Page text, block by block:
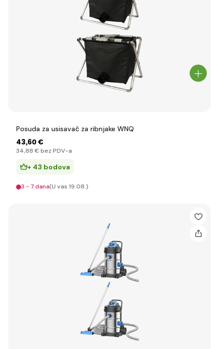
Posuda za usisavač za ribnjake WNQ
43,60 €
34,88 € bez PDV-a
+ 43 bodova
3 - 7 dana(U vas 19.08.)